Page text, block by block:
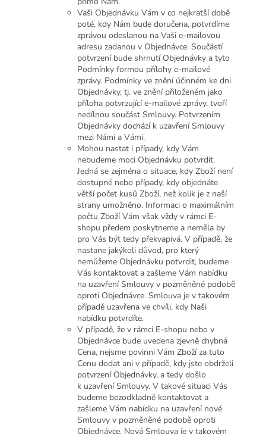
Vaši Objednávku Vám v co nejkratší době
poté, kdy Nám bude doručena, potvrdíme
zprávou odeslanou na Vaši e-mailovou
adresu zadanou v Objednávce. Součástí
potvrzení bude shrnutí Objednávky a tyto
Podmínky formou přílohy e-mailové
zprávy. Podmínky ve znění účinném ke dni
Objednávky, tj. ve znění přiloženém jako
příloha potvrzující e-mailové zprávy, tvoří
nedílnou součást Smlouvy. Potvrzením
Objednávky dochází k uzavření Smlouvy
mezi Námi a Vámi.
Mohou nastat i případy, kdy Vám
nebudeme moci Objednávku potvrdit.
Jedná se zejména o situace, kdy Zboží není
dostupné nebo případy, kdy objednáte
větší počet kusů Zboží, než kolik je z naší
strany umožněno. Informaci o maximálním
počtu Zboží Vám však vždy v rámci E-
shopu předem poskytneme a neměla by
pro Vás být tedy překvapivá. V případě, že
nastane jakýkoli důvod, pro který
nemůžeme Objednávku potvrdit, budeme
Vás kontaktovat a zašleme Vám nabídku
na uzavření Smlouvy v pozměněné podobě
oproti Objednávce. Smlouva je v takovém
případě uzavřena ve chvíli, kdy Naši
nabídku potvrdíte.
V případě, že v rámci E-shopu nebo v
Objednávce bude uvedena zjevně chybná
Cena, nejsme povinni Vám Zboží za tuto
Cenu dodat ani v případě, kdy jste obdrželi
potvrzení Objednávky, a tedy došlo
k uzavření Smlouvy. V takové situaci Vás
budeme bezodkladně kontaktovat a
zašleme Vám nabídku na uzavření nové
Smlouvy v pozměněné podobě oproti
Objednávce. Nová Smlouva je v takovém